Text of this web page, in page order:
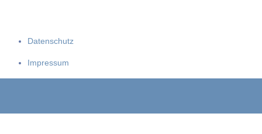
Datenschutz
Impressum